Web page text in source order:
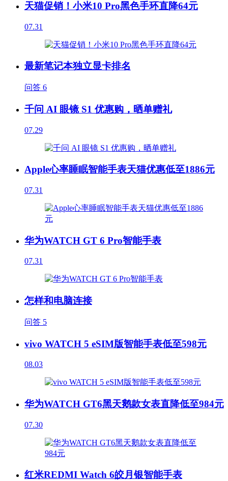
天猫促销！小米10 Pro黑色手环直降64元
07.31
最新笔记本独立显卡排名
问答 6
千问 AI 眼镜 S1 优惠购，晒单赠礼
07.29
Apple心率睡眠智能手表天猫优惠低至1886元
07.31
华为WATCH GT 6 Pro智能手表
07.31
怎样和电脑连接
问答 5
vivo WATCH 5 eSIM版智能手表低至598元
08.03
华为WATCH GT6黑天鹅款女表直降低至984元
07.30
红米REDMI Watch 6皎月银智能手表